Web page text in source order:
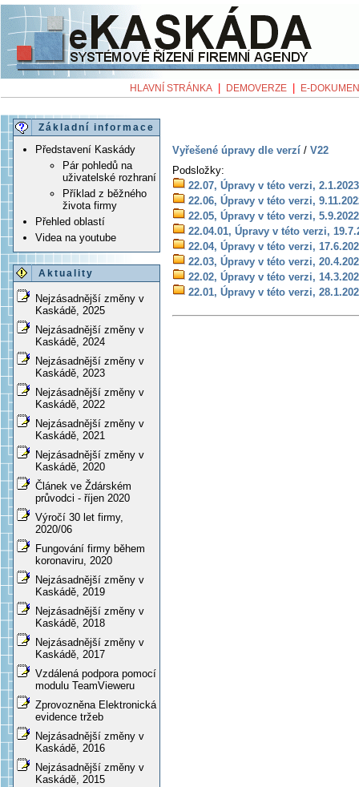
HLAVNÍ STRÁNKA DEMOVERZE E-
Základní informace
Představení Kaskády
Pár pohledů na
uživatelské rozhraní
Příklad z běžného
života firmy
Přehled oblastí
Videa na youtube
Aktuality
Nejzásadnější změny v
Kaskádě, 2025
Nejzásadnější změny v
Kaskádě, 2024
Nejzásadnější změny v
Kaskádě, 2023
Nejzásadnější změny v
Kaskádě, 2022
Nejzásadnější změny v
Kaskádě, 2021
Nejzásadnější změny v
Kaskádě, 2020
Článek ve Ždárském
průvodci - říjen 2020
Výročí 30 let firmy,
2020/06
Fungování firmy během
koronaviru, 2020
Nejzásadnější změny v
Kaskádě, 2019
Nejzásadnější změny v
Kaskádě, 2018
Nejzásadnější změny v
Kaskádě, 2017
Vzdálená podpora pomocí
modulu TeamVieweru
Zprovozněna Elektronická
evidence tržeb
Nejzásadnější změny v
Kaskádě, 2016
Nejzásadnější změny v
Kaskádě, 2015
Vyřešené úpravy dle verzí / V22
Podsložky:
22.07, Úpravy v této verzi, 2.1.2023
22.06, Úpravy v této verzi,
22.05, Úpravy v této verzi, 5.9.2022
22.04.01, Úpravy v této verzi,
22.04, Úpravy v této verzi,
22.03, Úpravy v této verzi,
22.02, Úpravy v této verzi,
22.01, Úpravy v této verzi,